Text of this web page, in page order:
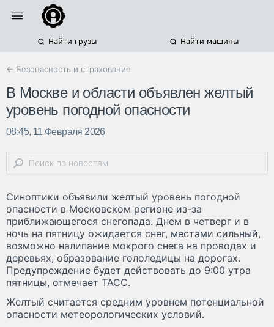
Найти грузы Найти машины
← Безопасность и страхование
В Москве и области объявлен желтый
уровень погодной опасности
08:45, 11 Февраля 2026
Синоптики объявили желтый уровень погодной
опасности в Московском регионе из-за
приближающегося снегопада. Днем в четверг и в
ночь на пятницу ожидается снег, местами сильный,
возможно налипание мокрого снега на проводах и
деревьях, образование гололедицы на дорогах.
Предупреждение будет действовать до 9:00 утра
пятницы, отмечает ТАСС.
Желтый считается средним уровнем потенциальной
опасности метеорологических условий.